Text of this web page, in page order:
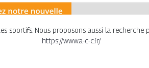
sportifs. Nous proposons aussi la recherche
https://www.a-c-c.fr/